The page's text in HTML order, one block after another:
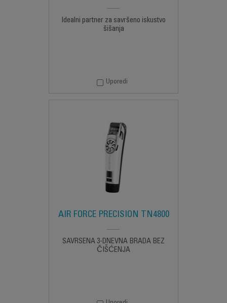
Idealni partner za savršeno iskustvo
šišanja
Uporedi
AIR FORCE PRECISION TN4800
SAVRŠENA 3-DNEVNA BRADA BEZ
ČIŠĆENJA